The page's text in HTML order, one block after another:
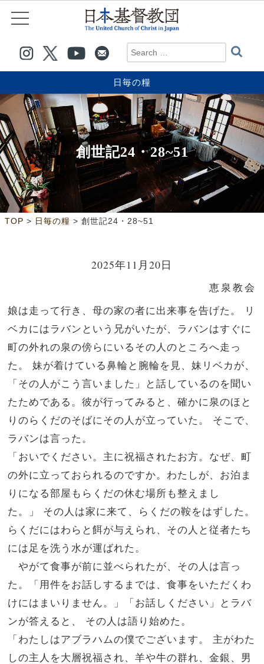
日毎の糧
創世記24・28~51
TOP > 日毎の糧 > 創世記24・28~51
2025年11月20日
恵泉教会
娘は走って行き、母の家の者に出来事を告げた。
リ
ベカにはラバンという兄がいたが、ラバンはすぐに
町の外れの泉の傍らにいるその人のところへ走っ
た。
妹が着けている鼻輪と腕輪を見、妹リベカが、
「その人がこう言いました」と話しているのを聞い
たためである。彼が行ってみると、確かに泉のほと
りのらくだのそばにその人が立っていた。
そこで、
ラバンは言った。
「おいでください。主に祝福されたお方。なぜ、町
の外に立っておられるのですか。わたしが、お泊ま
りになる部屋もらくだの休む場所も整えまし
た。」
その人は家に来て、らくだの鞍をはずした。
らくだにはわらと餌が与えられ、その人と従者たち
には足を洗う水が運ばれた。
やがて食事が前に並べられたが、その人は言っ
た。「用件をお話しするまでは、食事をいただくわ
けにはまいりません。」「お話しください」とラバ
ンが答えると、
その人は語り始めた。
「わたしはアブラハムの僕でございます。
主がわた
しの主人を大層祝福され、羊や牛の群れ、金銀、男